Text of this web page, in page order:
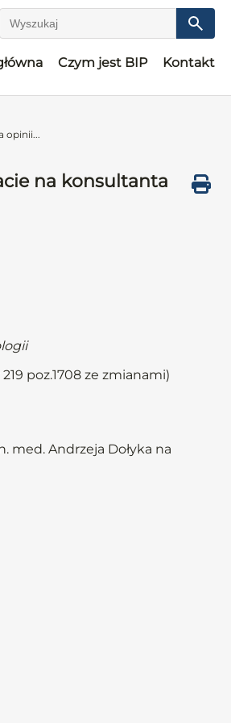
Wyszukaj
Czym jest BIP Kontakt
opinii...
na konsultanta
poz.1708 ze zmianami)
med. Andrzeja Dołyka na